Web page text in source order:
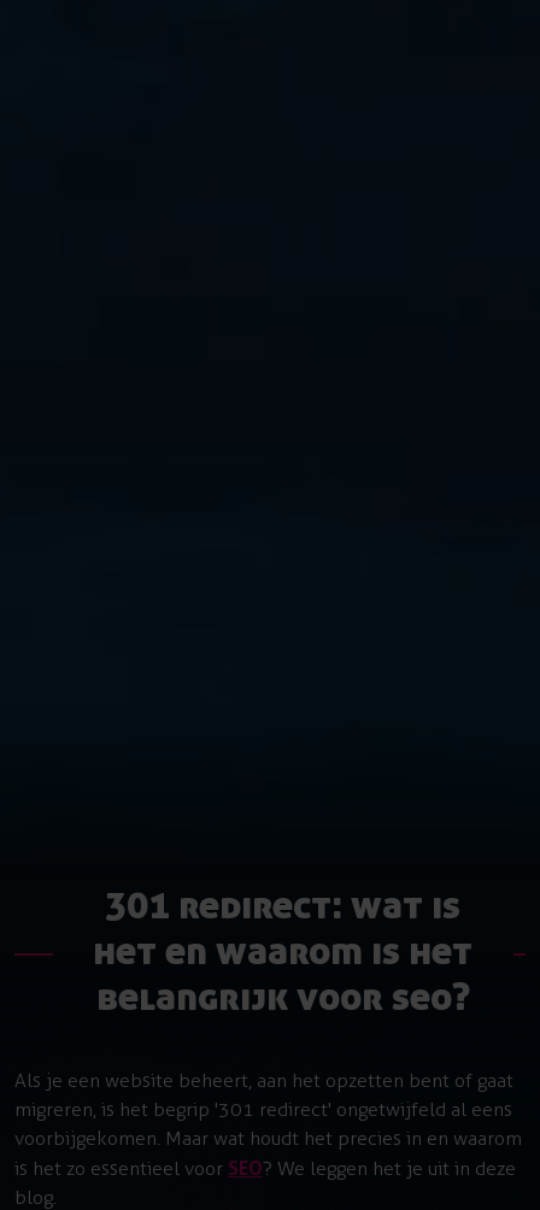
301 redirect: wat is
het en waarom is het
belangrijk voor seo?
Als je een website beheert, aan het opzetten bent of gaat
migreren, is het begrip '301 redirect' ongetwijfeld al eens
voorbijgekomen. Maar wat houdt het precies in en waarom
is het zo essentieel voor SEO? We leggen het je uit in deze
blog.